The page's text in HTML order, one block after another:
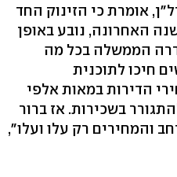
אומרת כי הזינוק החד
האחרונה, נובע באופן
הממשלה בכל מה
חיכו לתוכנית
הדירות במאות אלפי
בשכירות. אז ברור
והמחירים רק עלו ועלו",